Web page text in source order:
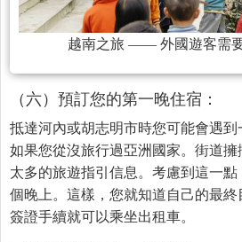
越南之旅 —— 外國遊客需
（六）預訂您的第一晚住宿：
抵達河內或胡志明市時您可能會遇
如果您從沒旅行過亞洲國家。街道
太多的旅遊指引信息。考慮到這一
個晚上。這樣，您就知道自己的最
簽證手續就可以乘坐出租車。